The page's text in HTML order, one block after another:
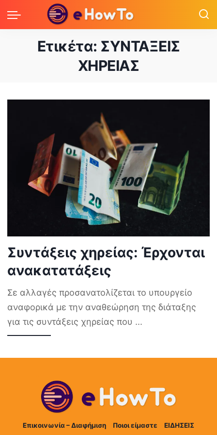
Ετικέτα: ΣΥΝΤΑΞΕΙΣ
ΧΗΡΕΙΑΣ
Συντάξεις χηρείας: Έρχονται
ανακατατάξεις
Σε αλλαγές προσανατολίζεται το υπουργείο
αναφορικά με την αναθεώρηση της διάταξης
για τις συντάξεις χηρείας που ...
Επικοινωνία – Διαφήμιση Ποιοι είμαστε
ΕΙΔΗΣΕΙΣ